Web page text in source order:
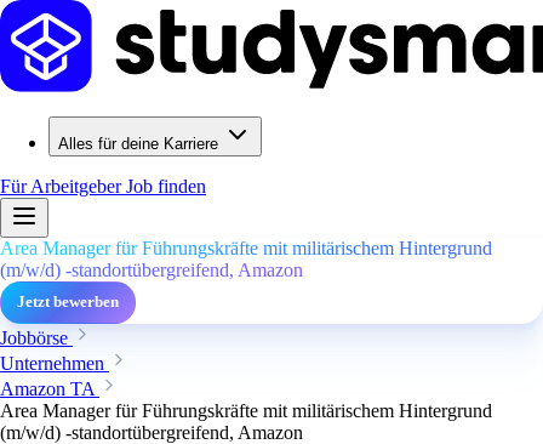
Alles für deine Karriere
Für ArbeitgeberJob finden
Area Manager für Führungskräfte mit militärischem Hintergrund
(m/w/d) -standortübergreifend, Amazon
Jetzt bewerben
Jobbörse
Unternehmen
Amazon TA
Area Manager für Führungskräfte mit militärischem Hintergrund
(m/w/d) -standortübergreifend, Amazon